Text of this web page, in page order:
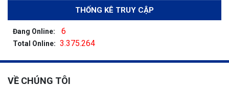
THỐNG KÊ TRUY CẬP
Đang Online: 6
Total Online: 3.375.264
VỀ CHÚNG TÔI